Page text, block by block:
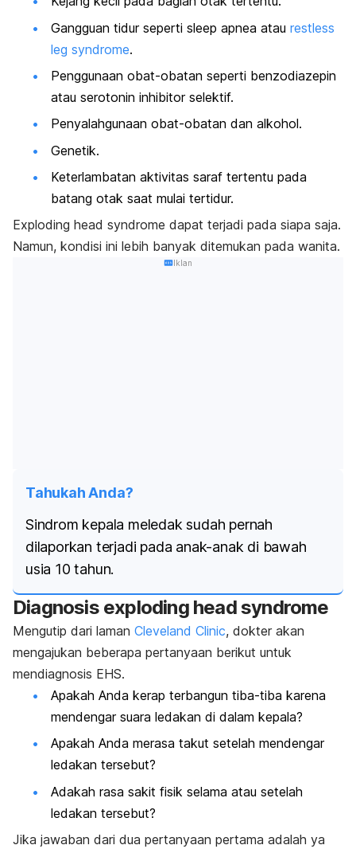
Gangguan tidur seperti sleep apnea atau restless
leg syndrome.
Penggunaan obat-obatan seperti benzodiazepin
atau serotonin inhibitor selektif.
Penyalahgunaan obat-obatan dan alkohol.
Genetik.
Keterlambatan aktivitas saraf tertentu pada
batang otak saat mulai tertidur.
Exploding head syndrome dapat terjadi pada siapa saja.
Namun, kondisi ini lebih banyak ditemukan pada wanita.
Iklan
Tahukah Anda?
Sindrom kepala meledak sudah pernah
dilaporkan terjadi pada anak-anak di bawah
usia 10 tahun.
Diagnosis exploding head syndrome
Mengutip dari laman Cleveland Clinic, dokter akan
mengajukan beberapa pertanyaan berikut untuk
mendiagnosis EHS.
Apakah Anda kerap terbangun tiba-tiba karena
mendengar suara ledakan di dalam kepala?
Apakah Anda merasa takut setelah mendengar
ledakan tersebut?
Adakah rasa sakit fisik selama atau setelah
ledakan tersebut?
Jika jawaban dari dua pertanyaan pertama adalah ya